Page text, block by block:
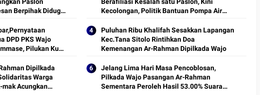
Berpihak Diduga
Kecolongan, Politik Bantuan Pompa Air
DPD PKS Wajo
Pilukan Kubu
Puluhan Ribu Khalifah Sesakkan Lapangan
Kec.Tana Sitolo Rintihkan Doa
Kemenangan Ar-Rahman Dipilkada Wajo
Dipilkada
Warga
mak Acungkan
Jelang Lima Hari Masa Pencoblosan,
Pilkada Wajo Pasangan Ar-Rahman
Sementara Peroleh Hasil 53.00% Suara